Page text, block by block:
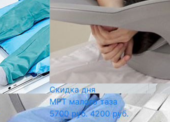
Скидка дня
МРТ малого таза
5700 руб. 4200 руб.